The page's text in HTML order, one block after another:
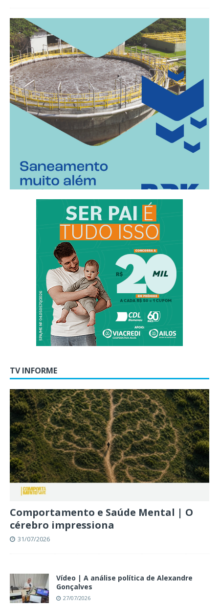
TV INFORME
Comportamento e Saúde Mental | O
cérebro impressiona
31/07/2026
Vídeo | A análise política de Alexandre
Gonçalves
27/07/2026